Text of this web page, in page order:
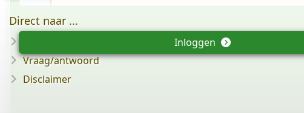
Inloggen
Direct naar ...
Vraag/antwoord
Disclaimer